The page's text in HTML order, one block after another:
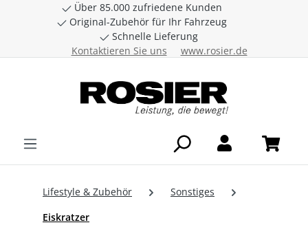
Zum Hauptinhalt springen
Über 85.000 zufriedene Kunden
Original-Zubehör für Ihr Fahrzeug
Schnelle Lieferung
Kontaktieren Sie uns
www.rosier.de
Lifestyle & Zubehör
Sonstiges
Eiskratzer